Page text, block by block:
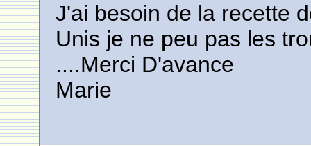
J'ai besoin de la recette
Unis je ne peu pas les
....Merci D'avance
Marie